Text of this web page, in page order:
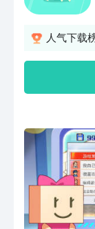
人气下载